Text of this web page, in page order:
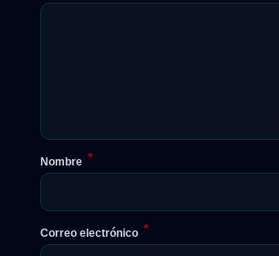
Nombre *
Correo electrónico *